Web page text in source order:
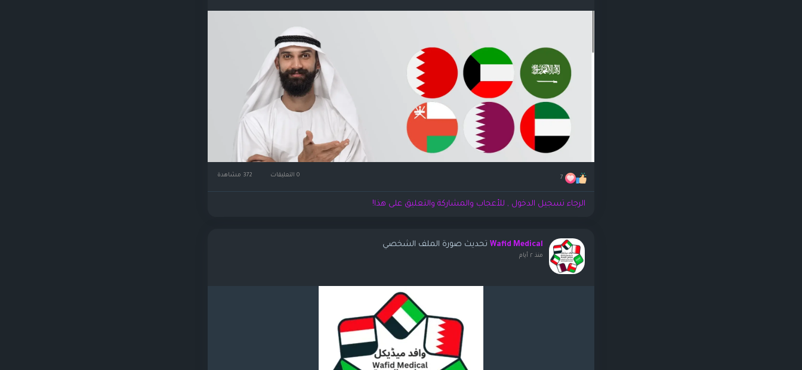
7 0 التعليقات
الرجاء تسجيل الدخول , للأعجاب والمشاركة والتعليق على هذا!
Wafid Medical تحديث صورة الملف الشخصي
منذ ٢ أيام